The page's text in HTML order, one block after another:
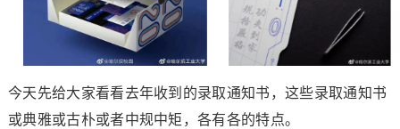
今天先给大家看看去年收到的录取通知书，这些录取通知书
或典雅或古朴或者中规中矩，各有各的特点。